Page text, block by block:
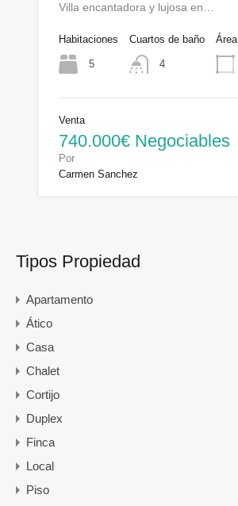
Villa encantadora y lujosa en…
Habitaciones
5
Cuartos de baño
4
Área
Venta
740.000€ Negociables
Por
Carmen Sanchez
Tipos Propiedad
Apartamento
Ático
Casa
Chalet
Cortijo
Duplex
Finca
Local
Piso